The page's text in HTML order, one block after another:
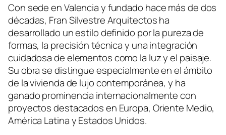
Con sede en Valencia y fundado hace más de dos
décadas, Fran Silvestre Arquitectos ha
desarrollado un estilo definido por la pureza de
formas, la precisión técnica y una integración
cuidadosa de elementos como la luz y el paisaje.
Su obra se distingue especialmente en el ámbito
de la vivienda de lujo contemporánea, y ha
ganado prominencia internacionalmente con
proyectos destacados en Europa, Oriente Medio,
América Latina y Estados Unidos.